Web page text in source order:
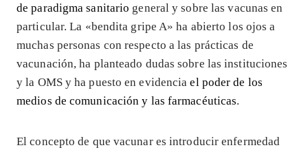
de paradigma sanitario general y sobre las vacunas en
particular. La «bendita gripe A» ha abierto los ojos a
muchas personas con respecto a las prácticas de
vacunación, ha planteado dudas sobre las instituciones
y la OMS y ha puesto en evidenciael poder de los
medios de comunicación y las farmacéuticas.
El concepto de que vacunar es introducir enfermedad